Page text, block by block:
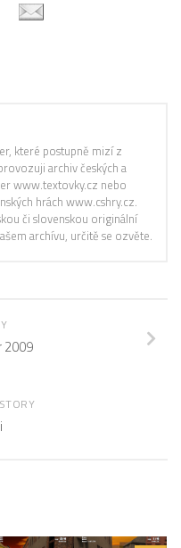
které postupně mizí z
archiv českých a
www.textovky.cz nebo
hrách www.cshry.cz.
či slovenskou originální
archívu, určitě se ozvěte.
2009